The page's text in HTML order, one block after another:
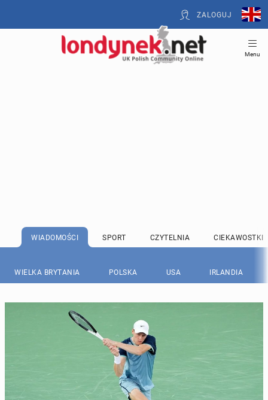
ZALOGUJ
Menu
WIADOMOŚCI SPORT CZYTELNIA CIEKAWOSTKI
WIELKA BRYTANIA POLSKA USA IRLANDIA